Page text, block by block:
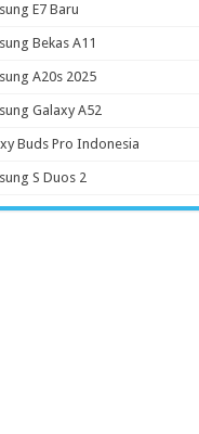
E7 Baru
Bekas A11
A20s 2025
Galaxy A52
Buds Pro Indonesia
S Duos 2